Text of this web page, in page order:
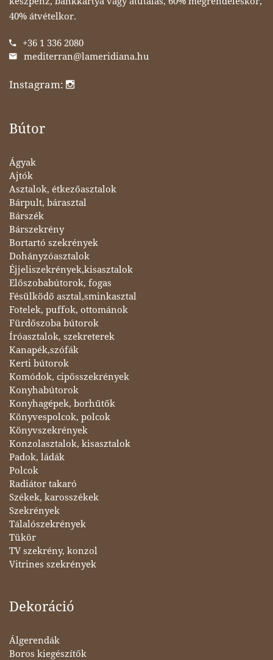
40% átvételkor.
+36 1 336 2080
mediterran@lameridiana.hu
Instagram:
Bútor
Ágyak
Ajtók
Asztalok, étkezőasztalok
Bárpult, bárasztal
Bárszék
Bárszekrény
Bortartó szekrények
Dohányzóasztalok
Éjjeliszekrények,kisasztalok
Előszobabútorok, fogas
Fésülködő asztal,sminkasztal
Fotelek, puffok, ottománok
Fürdőszoba bútorok
Íróasztalok, szekreterek
Kanapék,szófák
Kerti bútorok
Komódok, cipősszekrények
Konyhabútorok
Konyhagépek, borhűtők
Könyvespolcok, polcok
Könyvszekrények
Konzolasztalok, kisasztalok
Padok, ládák
Polcok
Radiátor takaró
Székek, karosszékek
Szekrények
Tálalószekrények
Tükör
TV szekrény, konzol
Vitrines szekrények
Dekoráció
Álgerendák
Boros kiegészítők